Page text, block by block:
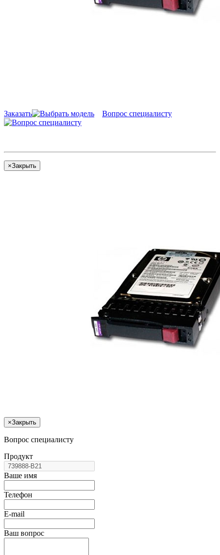
Заказать Вопрос специалисту
×Закрыть
×Закрыть
Вопрос специалисту
Продукт
Ваше имя
Телефон
E-mail
Ваш вопрос